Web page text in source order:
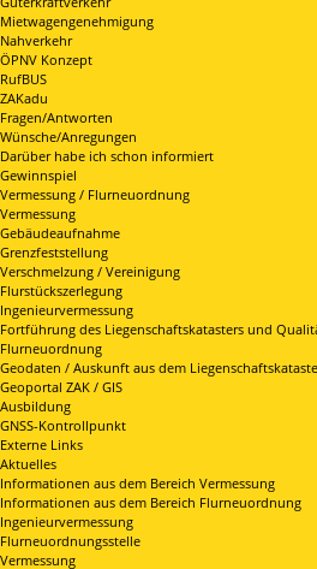
Mietwagengenehmigung
Nahverkehr
ÖPNV Konzept
RufBUS
ZAKadu
Fragen/Antworten
Wünsche/Anregungen
Darüber habe ich schon informiert
Gewinnspiel
Vermessung / Flurneuordnung
Vermessung
Gebäudeaufnahme
Grenzfeststellung
Verschmelzung / Vereinigung
Flurstückszerlegung
Ingenieurvermessung
Fortführung des Liegenschaftskatasters und
Flurneuordnung
Geodaten / Auskunft aus dem
Geoportal ZAK / GIS
Ausbildung
GNSS-Kontrollpunkt
Externe Links
Aktuelles
Informationen aus dem Bereich Vermessung
Informationen aus dem Bereich Flurneuordnung
Ingenieurvermessung
Flurneuordnungsstelle
Vermessung